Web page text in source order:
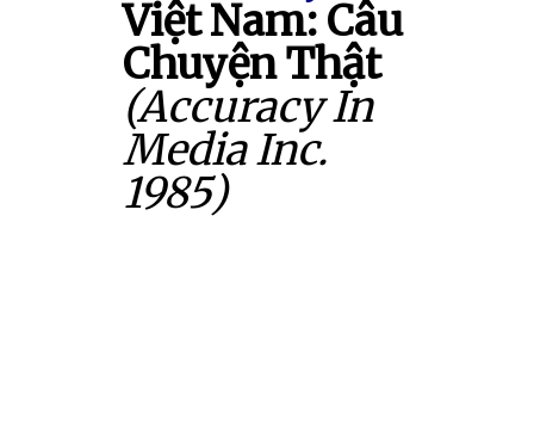
Việt Nam: Câu
Chuyện Thật
(Accuracy In
Media Inc.
1985)